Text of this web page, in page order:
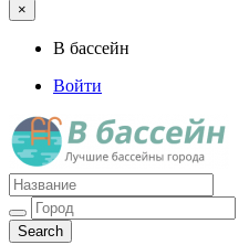
×
В бассейн
Войти
Лучшие бассейны города